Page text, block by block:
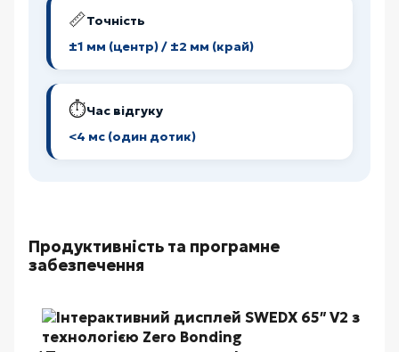
📏Точність
±1 мм (центр) / ±2 мм (край)
⏱️Час відгуку
<4 мс (один дотик)
Продуктивність та програмне
забезпечення